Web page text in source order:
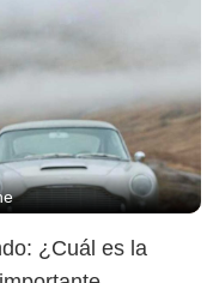
¿Cuál es la